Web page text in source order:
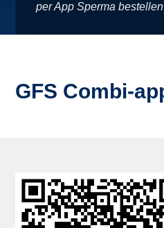
per App Sperma bestellen
GFS Combi-